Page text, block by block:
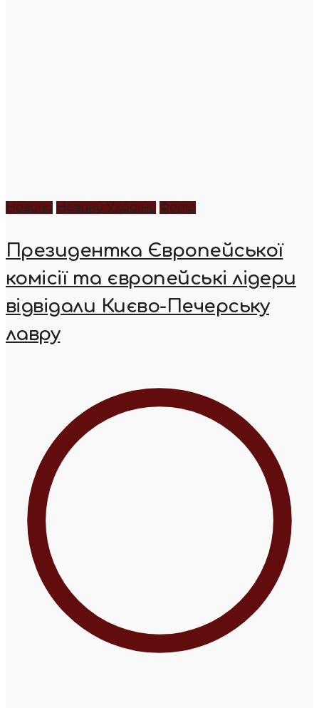
Новини Новини України Фото
Президентка Європейської
комісії та європейські лідери
відвідали Києво-Печерську
лавру